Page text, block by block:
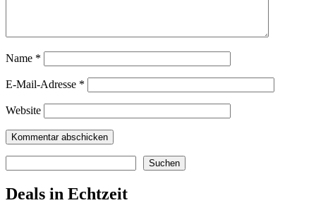
Name *
E-Mail-Adresse *
Website
Suchen
Deals in Echtzeit